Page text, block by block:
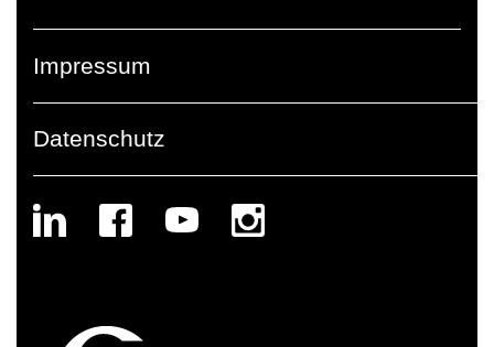
Impressum
Datenschutz